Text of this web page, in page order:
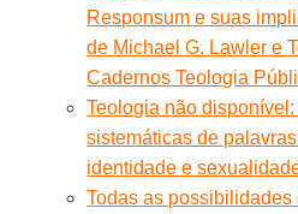
Responsum e suas
de Michael G. Lawler e
Cadernos Teologia
Teologia não
sistemáticas de
identidade e
Todas as